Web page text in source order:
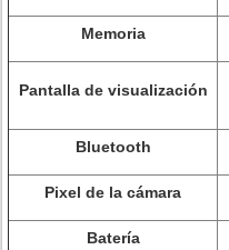
Memoria
Pantalla de visualización
Bluetooth
Pixel de la cámara
Batería